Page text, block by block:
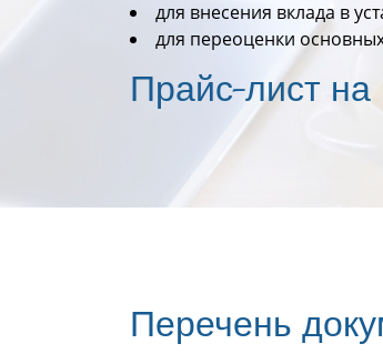
для внесения вклада в
для переоценки
Прайс-лист
Перечень